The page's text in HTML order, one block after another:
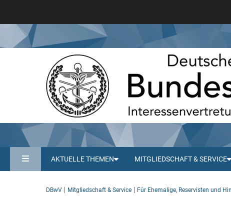
AKTUELLE THEMEN MITGLIEDSCHAFT & SERVICE
DBwV Mitgliedschaft & Service Für Ehemalige, Reservisten und